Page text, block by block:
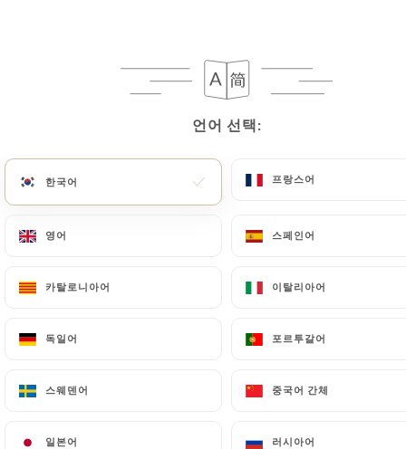
언어 선택:
한국어 프랑스어
영어 스페인어
카탈로니아어 이탈리아어
독일어 포르투갈어
스웨덴어 중국어 간체
일본어 러시아어
홈/보도자료
보도자료
언어 선택:
한국어 프랑스어
영어 스페인어
카탈로니아어 이탈리아어
독일어 포르투갈어
스웨덴어 중국어 간체
일본어 러시아어